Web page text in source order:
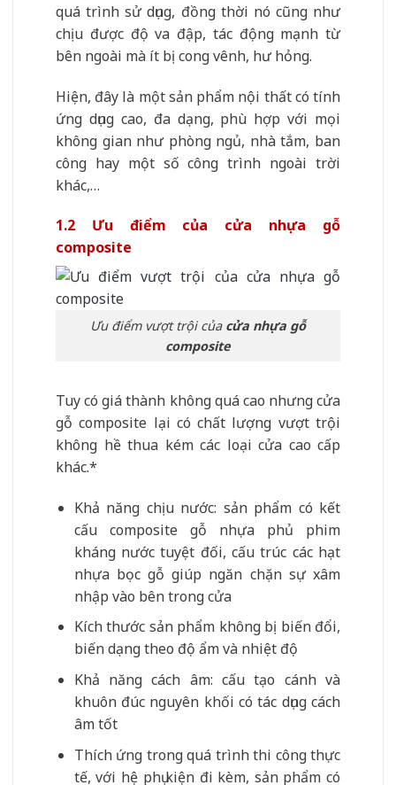
quá trình sử dụng, đồng thời nó cũng như
chịu được độ va đập, tác động mạnh từ
bên ngoài mà ít bị cong vênh, hư hỏng.
Hiện, đây là một sản phẩm nội thất có tính
ứng dụng cao, đa dạng, phù hợp với mọi
không gian như phòng ngủ, nhà tắm, ban
công hay một số công trình ngoài trời
khác,…
1.2 Ưu điểm của cửa nhựa gỗ
composite
Ưu điểm vượt trội củacửa nhựa gỗ
composite
Tuy có giá thành không quá cao nhưng cửa
gỗ composite lại có chất lượng vượt trội
không hề thua kém các loại cửa cao cấp
khác.*
Khả năng chịu nước: sản phẩm có kết
cấu composite gỗ nhựa phủ phim
kháng nước tuyệt đối, cấu trúc các hạt
nhựa bọc gỗ giúp ngăn chặn sự xâm
nhập vào bên trong cửa
Kích thước sản phẩm không bị biến đổi,
biến dạng theo độ ẩm và nhiệt độ
Khả năng cách âm: cấu tạo cánh và
khuôn đúc nguyên khối có tác dụng cách
âm tốt
Thích ứng trong quá trình thi công thực
tế, với hệ phụ kiện đi kèm, sản phẩm có